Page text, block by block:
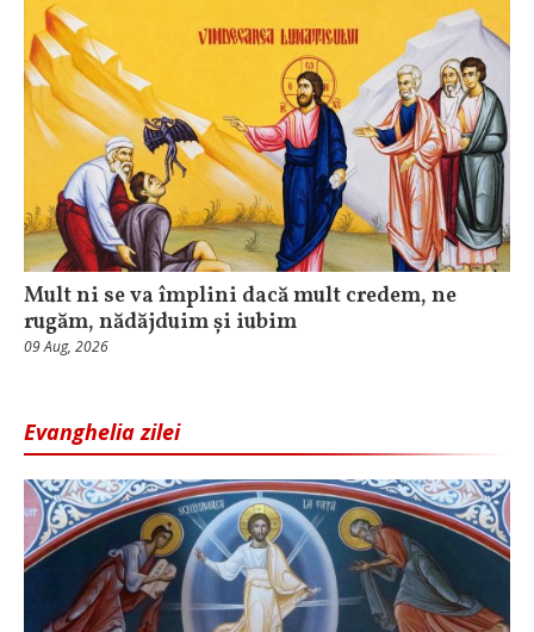
Mult ni se va împlini dacă mult credem, ne
rugăm, nădăjduim și iubim
09 Aug, 2026
Evanghelia zilei